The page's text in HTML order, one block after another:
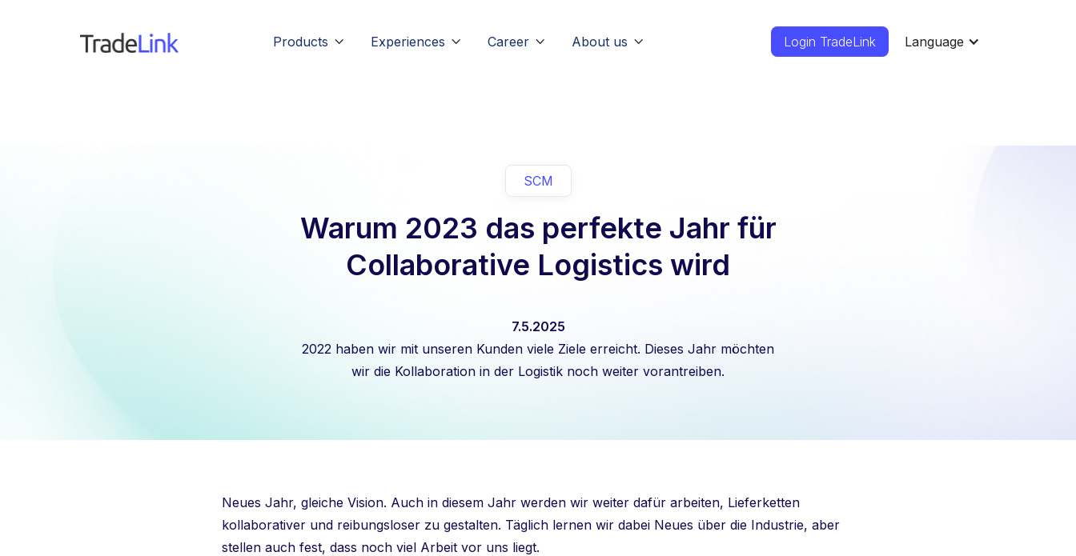
Products  Experiences  Career  About us  Login TradeLink Language
SCM
Warum 2023 das perfekte Jahr für
Collaborative Logistics wird
7.5.2025
2022 haben wir mit unseren Kunden viele Ziele erreicht. Dieses Jahr möchten
wir die Kollaboration in der Logistik noch weiter vorantreiben.
Neues Jahr, gleiche Vision. Auch in diesem Jahr werden wir weiter dafür arbeiten, Lieferketten
kollaborativer und reibungsloser zu gestalten. Täglich lernen wir dabei Neues über die Industrie, aber
stellen auch fest, dass noch viel Arbeit vor uns liegt.